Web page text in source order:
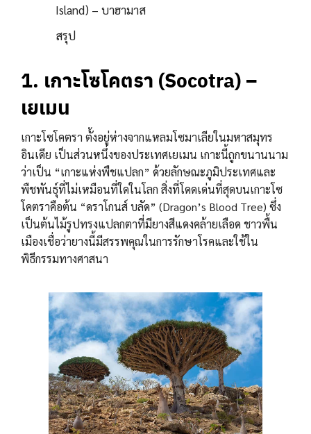
Island) – บาฮามาส
สรุป
1. เกาะโซโคตรา (Socotra) –
เยเมน
เกาะโซโคตรา ตั้งอยู่ห่างจากแหลมโซมาเลียในมหาสมุทร
อินเดีย เป็นส่วนหนึ่งของประเทศเยเมน เกาะนี้ถูกขนานนาม
ว่าเป็น “เกาะแห่งพืชแปลก” ด้วยลักษณะภูมิประเทศและ
พืชพันธุ์ที่ไม่เหมือนที่ใดในโลก สิ่งที่โดดเด่นที่สุดบนเกาะโซ
โคตราคือต้น “ดราโกนส์ บลัด” (Dragon’s Blood Tree) ซึ่ง
เป็นต้นไม้รูปทรงแปลกตาที่มียางสีแดงคล้ายเลือด ชาวพื้น
เมืองเชื่อว่ายางนี้มีสรรพคุณในการรักษาโรคและใช้ใน
พิธีกรรมทางศาสนา